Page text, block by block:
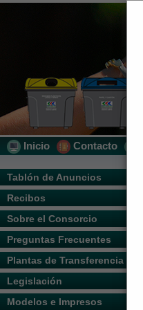
Inicio Contacto
Tablón de Anuncios
Recibos
Sobre el Consorcio
Preguntas Frecuentes
Plantas de Transferencia
Legislación
Modelos e Impresos